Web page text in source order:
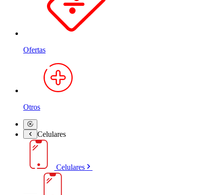
Ofertas
Otros
Celulares
Celulares